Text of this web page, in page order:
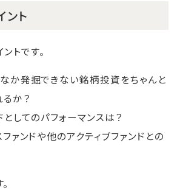
ント
トです。
か発掘できない銘柄投資をちゃんと
か？
してのパフォーマンスは？
ァンドや他のアクティブファンドとの